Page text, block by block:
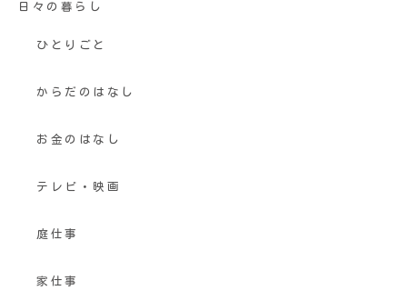
日々の暮らし
ひとりごと
からだのはなし
お金のはなし
テレビ・映画
庭仕事
家仕事